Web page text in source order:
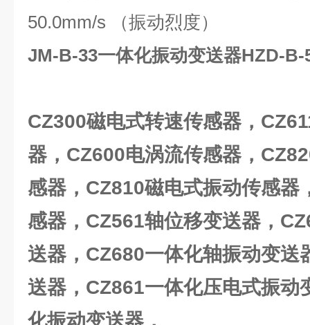
50.0mm/s （振动烈度）
JM-B-33一体化振动变送器HZD-
CZ300磁电式转速传感器，
器，CZ600电涡流传感器，
感器，CZ810磁电式振动传感器
感器，CZ561轴位移变送器，
送器，CZ680一体化轴振动变送
送器，CZ861一体化压电式振动
化振动变送器，